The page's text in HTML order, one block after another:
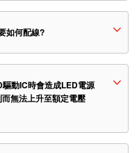
如何配線?
動IC時會造成LED電源
無法上升至額定電壓